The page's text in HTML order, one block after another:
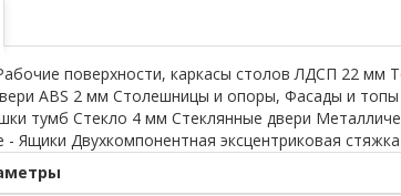
поверхности, каркасы столов ЛДСП 22 мм
ABS 2 мм Столешницы и опоры, Фасады и
тумб Стекло 4 мм Стеклянные двери
Ящики Двухкомпонентная эксцентриковая